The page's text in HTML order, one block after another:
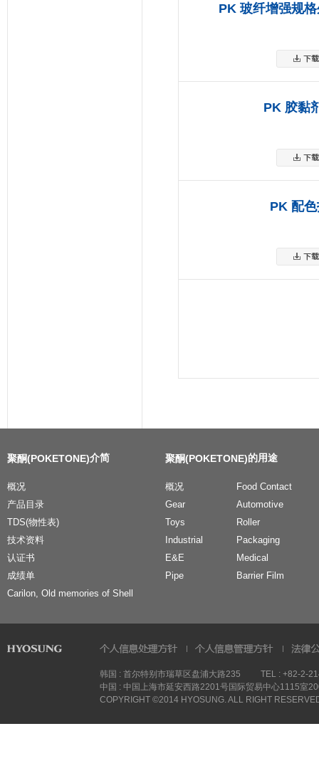
PK 玻纤增强规
PK 胶黏
PK 配
聚酮(POKETONE)介简
概况
产品目录
TDS(物性表)
技术资料
认证书
成绩单
Carilon, Old memories of Shell
聚酮(POKETONE)的用途
概况
Food Contact
Gear
Automotive
Toys
Roller
Industrial
Packaging
E&E
Medical
Pipe
Barrier Film
韩国 : 首尔特别市瑞草区盘浦大路235
TEL : +82-2-
中国 : 中国上海市延安西路2201号国际贸易中心1115室
COPYRIGHT ©2014 HYOSUNG. ALL RIGHT